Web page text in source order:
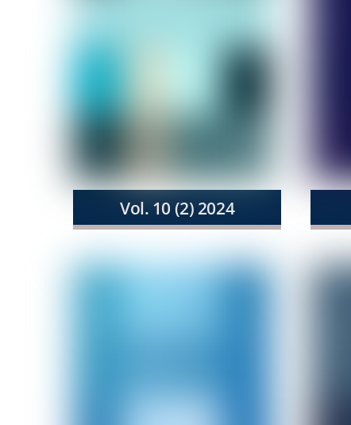
Vol. 10 (2) 2024